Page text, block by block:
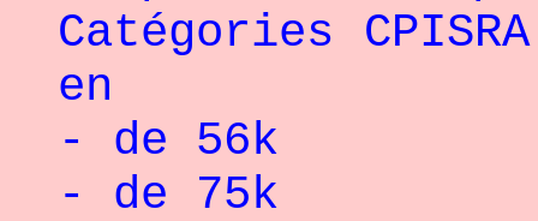
Catégories
en
- de 56k
- de 75k